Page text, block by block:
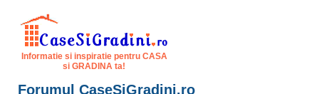
Informatie si inspiratie pentru CASA
si GRADINA ta!
Forumul CaseSiGradini.ro